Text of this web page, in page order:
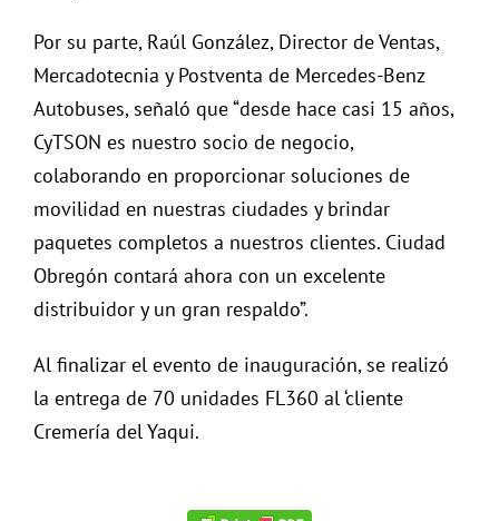
Por su parte, Raúl González, Director de Ventas,
Mercadotecnia y Postventa de Mercedes-Benz
Autobuses, señaló que “desde hace casi 15 años,
CyTSON es nuestro socio de negocio,
colaborando en proporcionar soluciones de
movilidad en nuestras ciudades y brindar
paquetes completos a nuestros clientes. Ciudad
Obregón contará ahora con un excelente
distribuidor y un gran respaldo”.
Al finalizar el evento de inauguración, se realizó
la entrega de 70 unidades FL360 al ‘cliente
Cremería del Yaqui.